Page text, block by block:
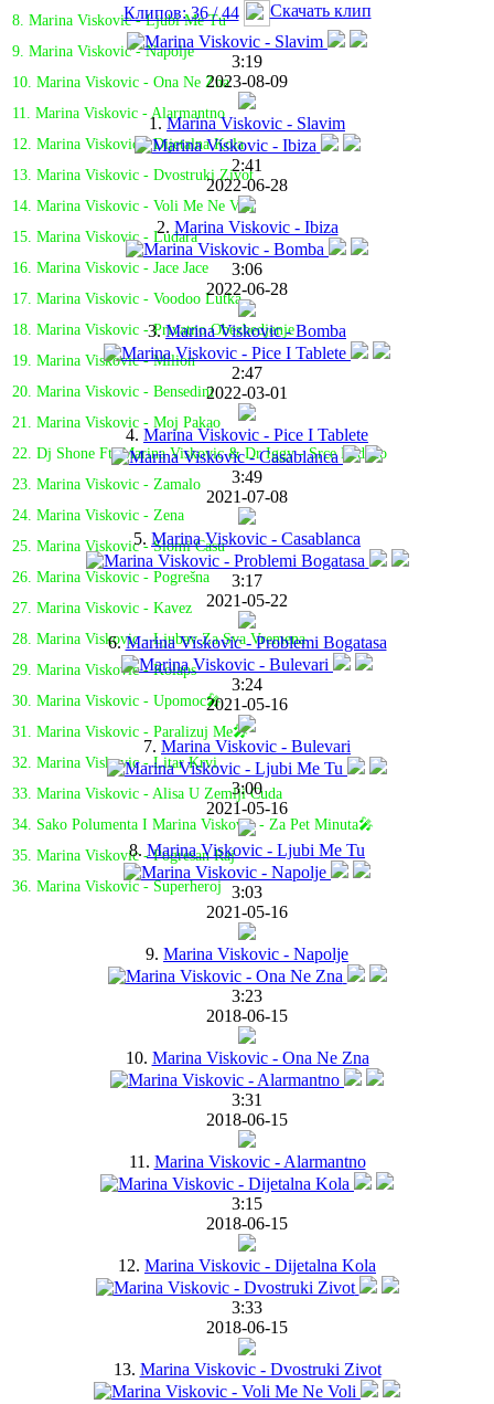
8. Marina Viskovic - Ljubi Me Tu
9. Marina Viskovic - Napolje
10. Marina Viskovic - Ona Ne Zna
11. Marina Viskovic - Alarmantno
12. Marina Viskovic - Dijetalna Kola
13. Marina Viskovic - Dvostruki Zivot
14. Marina Viskovic - Voli Me Ne Voli
15. Marina Viskovic - Ludara
16. Marina Viskovic - Jace Jace
17. Marina Viskovic - Voodoo Lutka
18. Marina Viskovic - Privatno Obezbedjenje
19. Marina Viskovic - Milion
20. Marina Viskovic - Bensedini
21. Marina Viskovic - Moj Pakao
22. Dj Shone Ft. Marina Viskovic & Dr Iggy - Srce Ledeno
23. Marina Viskovic - Zamalo
24. Marina Viskovic - Zena
25. Marina Viskovic - Slomi Casu
26. Marina Viskovic - Pogrešna
27. Marina Viskovic - Kavez
28. Marina Viskovic - Ljubav Za Sva Vremena
29. Marina Viskovic - Kolaps
30. Marina Viskovic - Upomoc🎤
31. Marina Viskovic - Paralizuj Me🎤
32. Marina Viskovic - Litar Krvi
33. Marina Viskovic - Alisa U Zemlji Cuda
34. Sako Polumenta I Marina Viskovic - Za Pet Minuta🎤
35. Marina Viskovic - Pogresan Raj
36. Marina Viskovic - Superheroj
Клипов: 36 / 44 Скачать клип
3:19
2023-08-09
1.Marina Viskovic - Slavim
2:41
2022-06-28
2. Marina Viskovic - Ibiza
3:06
2022-06-28
3.Marina Viskovic - Bomba
2:47
2022-03-01
4. Marina Viskovic - Pice I Tablete
3:49
2021-07-08
5. Marina Viskovic - Casablanca
3:17
2021-05-22
6.Marina Viskovic - Problemi Bogatasa
3:24
2021-05-16
7. Marina Viskovic - Bulevari
3:00
2021-05-16
8. Marina Viskovic - Ljubi Me Tu
3:03
2021-05-16
9. Marina Viskovic - Napolje
3:23
2018-06-15
10. Marina Viskovic - Ona Ne Zna
3:31
2018-06-15
11. Marina Viskovic - Alarmantno
3:15
2018-06-15
12. Marina Viskovic - Dijetalna Kola
3:33
2018-06-15
13. Marina Viskovic - Dvostruki Zivot